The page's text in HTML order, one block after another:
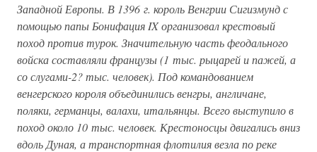
Западной Европы. В 1396 г. король Венгрии Сигизмунд с
помощью папы Бонифация IX организовал крестовый
поход против турок. Значительную часть феодального
войска составляли французы (1 тыс. рыцарей и пажей, а
со слугами-2? тыс. человек). Под командованием
венгерского короля объединились венгры, англичане,
поляки, германцы, валахи, итальянцы. Всего выступило в
поход около 10 тыс. человек. Крестоносцы двигались вниз
вдоль Дуная, а транспортная флотилия везла по реке